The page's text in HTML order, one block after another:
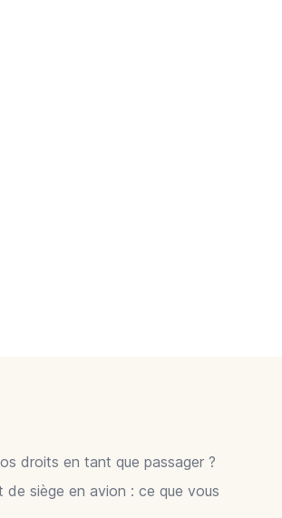
droits en tant que passager ?
de siège en avion : ce que vous